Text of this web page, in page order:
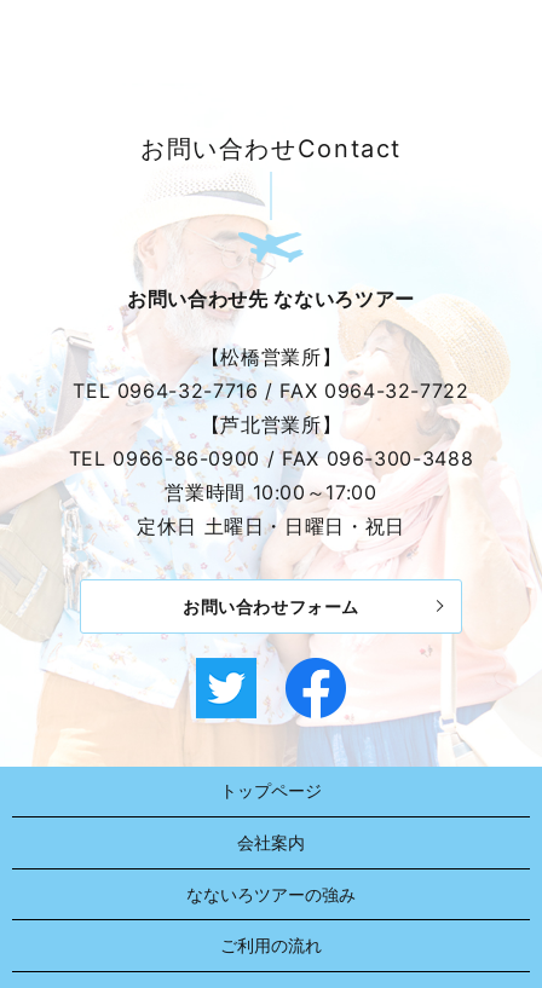
お問い合わせContact
お問い合わせ先 なないろツアー
【松橋営業所】
TEL0964-32-7716 / FAX 0964-32-7722
【芦北営業所】
TEL0966-86-0900 / FAX 096-300-3488
営業時間 10:00～17:00
定休日 土曜日・日曜日・祝日
お問い合わせフォーム
トップページ
会社案内
なないろツアーの強み
ご利用の流れ